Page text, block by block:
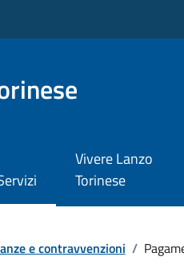
Vivere Lanzo
Torinese
e contravvenzioni /